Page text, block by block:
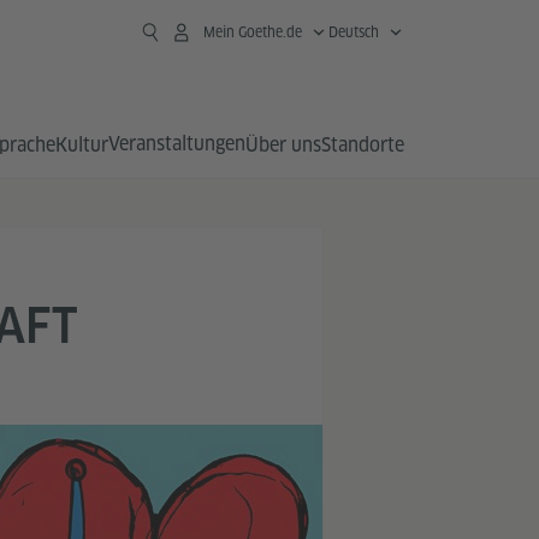
Mein Goethe.de Deutsch
KulturVeranstaltungenÜber unsStandorte